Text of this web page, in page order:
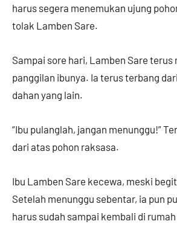
harus segera menemukan ujung
tolak Lamben Sare.
Sampai sore hari, Lamben Sare terus
panggilan ibunya. Ia terus terbang
dahan yang lain.
“Ibu pulanglah, jangan menunggu!”
dari atas pohon raksasa.
Ibu Lamben Sare kecewa, meski
Setelah menunggu sebentar, ia pun
harus sudah sampai kembali di